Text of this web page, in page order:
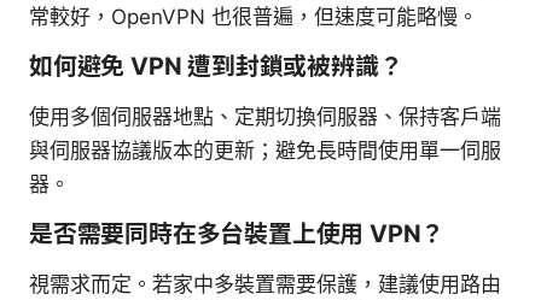
常較好，OpenVPN 也很普遍，但速度可能略慢。
如何避免 VPN 遭到封鎖或被辨識？
使用多個伺服器地點、定期切換伺服器、保持客戶端
與伺服器協議版本的更新；避免長時間使用單一伺服
器。
是否需要同時在多台裝置上使用 VPN？
視需求而定。若家中多裝置需要保護，建議使用路由